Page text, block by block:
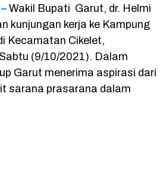
Wakil Bupati Garut, dr. Helmi
kunjungan kerja ke Kampung
Kecamatan Cikelet,
(9/10/2021). Dalam
Garut menerima aspirasi dari
sarana prasarana dalam